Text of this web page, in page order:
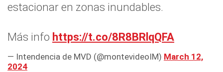
estacionar en zonas inundables.
Más info https://t.co/8R8BRlqQFA
— Intendencia de MVD (@montevideoIM) March 12,
2024